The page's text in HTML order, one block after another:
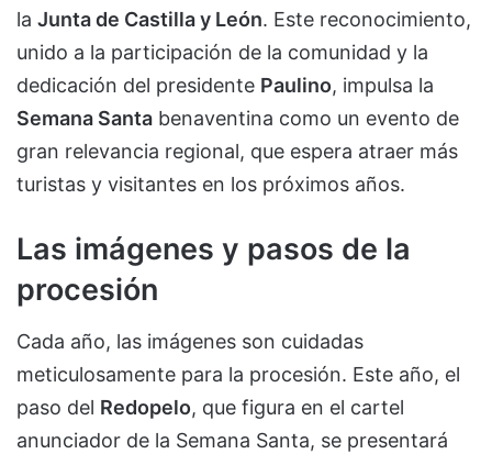
la Junta de Castilla y León. Este reconocimiento,
unido a la participación de la comunidad y la
dedicación del presidente Paulino, impulsa la
Semana Santa benaventina como un evento de
gran relevancia regional, que espera atraer más
turistas y visitantes en los próximos años.
Las imágenes y pasos de la
procesión
Cada año, las imágenes son cuidadas
meticulosamente para la procesión. Este año, el
paso del Redopelo, que figura en el cartel
anunciador de la Semana Santa, se presentará